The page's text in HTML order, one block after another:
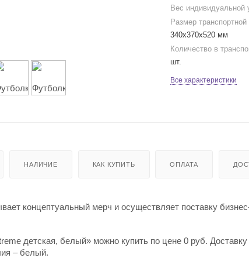
Вес индивидуальной
Размер транспортной
340x370x520 мм
Количество в
шт.
Все характеристики
НАЛИЧИЕ КАК КУПИТЬ ОПЛАТА
концептуальный мерч и осуществляет поставку
детская, белый» можно купить по цене 0 руб.
– белый.